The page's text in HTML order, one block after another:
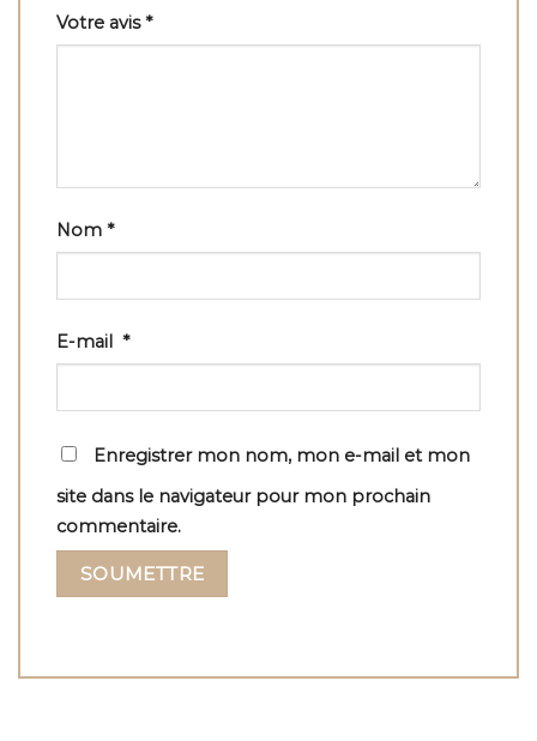
Votre avis*
Nom *
E-mail *
Enregistrer mon nom, mon e-mail et mon
site dans le navigateur pour mon prochain
commentaire.